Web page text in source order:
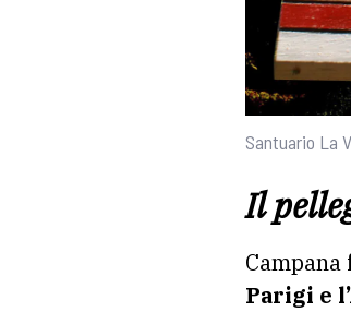
Santuario La
Il
Parigi e